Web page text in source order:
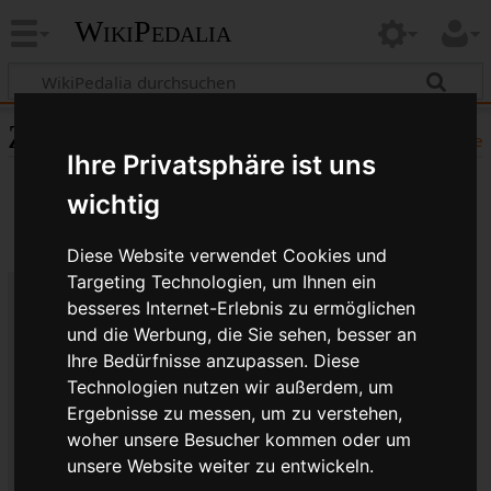
Ihre Privatsphäre ist uns
wichtig
Diese Website verwendet Cookies und
Targeting Technologien, um Ihnen ein
besseres Internet-Erlebnis zu ermöglichen
und die Werbung, die Sie sehen, besser an
Ihre Bedürfnisse anzupassen. Diese
Technologien nutzen wir außerdem, um
Ergebnisse zu messen, um zu verstehen,
woher unsere Besucher kommen oder um
unsere Website weiter zu entwickeln.
WikiPedalia
Hilfe
Zitierhilfe
Bibliografische Angaben für
Umbauten auf den starren Gang
Seitentitel: Umbauten auf den starren Gang
Autor(en): WikiPedalia-Bearbeiter
Herausgeber:WikiPedalia.
Zeitpunkt der letzten Bearbeitung: 30.